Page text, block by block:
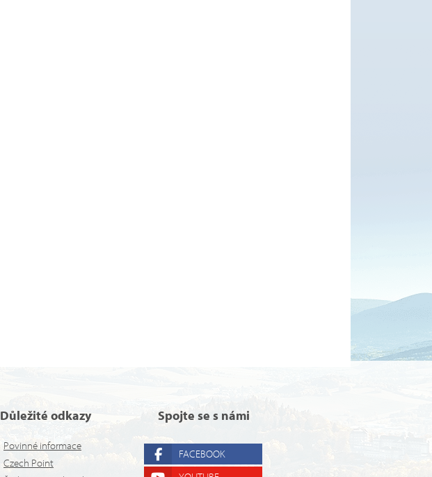
Důležité odkazy
Povinné informace
Czech Point
Spojte se s námi
FACEBOOK